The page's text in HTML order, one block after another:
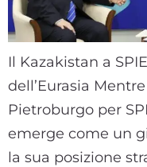
Il Kazakistan a
dell’Eurasia
Pietroburgo per
emerge come un
la sua posizione